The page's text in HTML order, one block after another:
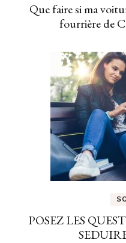
Que faire si ma
fourrière de
POSEZ LES